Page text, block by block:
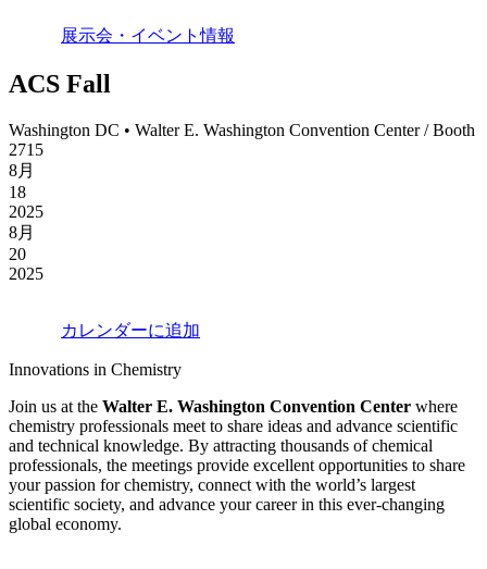
展示会・イベント情報
ACS Fall
Washington DC • Walter E. Washington Convention Center / Booth
2715
8月
18
2025
8月
20
2025
カレンダーに追加
Innovations in Chemistry
Join us at the Walter E. Washington Convention Center where
chemistry professionals meet to share ideas and advance scientific
and technical knowledge. By attracting thousands of chemical
professionals, the meetings provide excellent opportunities to share
your passion for chemistry, connect with the world’s largest
scientific society, and advance your career in this ever-changing
global economy.